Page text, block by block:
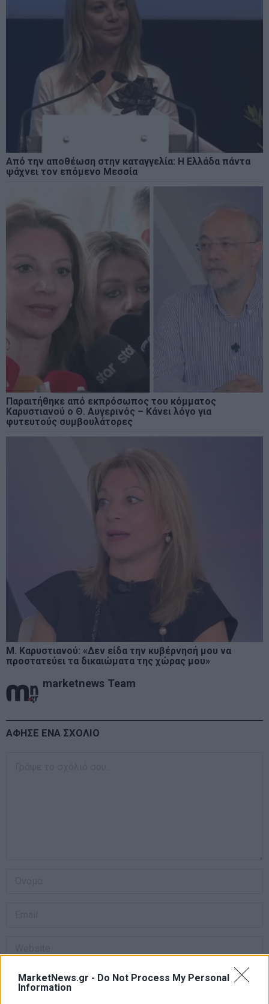
MarketNews.gr - Do Not Process My Personal
Information
Από την αποθέωση στην καταγγελία: Η Ελλάδα πάντα
ψάχνει τον επόμενο Μεσσία
Παραιτήθηκε από εκπρόσωπος του κόμματος
Καρυστιανού ο Θ. Αυγερινός – Κάνει λόγο για
φυτευτούς συμβουλάτορες
Μ. Καρυστιανού: «Δεν είδα την κυβέρνησή μου να
προστατεύει τα δικαιώματα της χώρας μου»
marketnews Team
ΑΦΗΣΕ ΕΝΑ ΣΧΟΛΙΟ
Αποθήκευσε το όνομά μου, email, και τον ιστότοπο μου σε αυτόν
τον πλοηγό για την επόμενη φορά που θα σχολιάσω.